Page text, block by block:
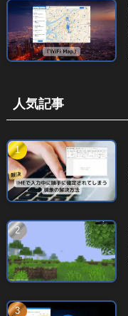
人気記事